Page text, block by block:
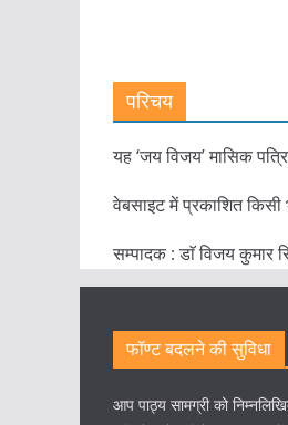
परिचय
यह ‘जय विजय’ मासिक
वेबसाइट में प्रकाशित
सम्पादक : डाॅ विजय कुमार
फॉण्ट बदलने की सुविधा
आप पाठ्य सामग्री को